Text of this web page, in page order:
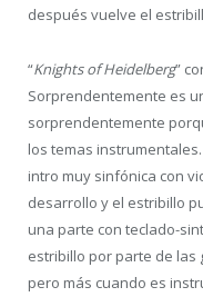
después vuelve el
“Knights of Heidelberg”
Sorprendentemente es
sorprendentemente
los temas
intro muy sinfónica con
desarrollo y el estribillo
una parte con teclado-
estribillo por parte de las
pero más cuando es